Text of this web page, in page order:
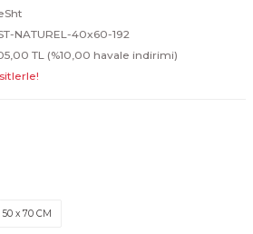
NATUREL-40x60-192
TL (%10,00 havale indirimi)
50 x 70 CM